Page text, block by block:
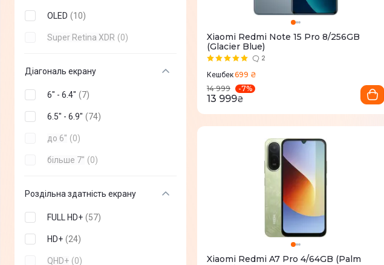
OLED (10)
Super Retina XDR (0)
Діагональ екрану
6" - 6.4" (7)
6.5" - 6.9" (74)
до 6" (0)
більше 7" (0)
Роздільна здатність екрану
FULL HD+ (57)
HD+ (24)
QHD+ (0)
Xiaomi Redmi Note 15 Pro 8/256GB
(Glacier Blue)
2
Кешбек699 ₴
14 999
-7%
13 999₴
Xiaomi Redmi A7 Pro 4/64GB (Palm